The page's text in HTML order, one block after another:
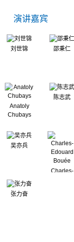
演讲嘉宾
刘世锦 邵秉仁
Anatoly
Chubays
陈志武
吴亦兵
Charles-
张力奋